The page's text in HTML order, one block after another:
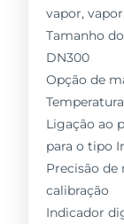
vapor,
Tamanho
DN300
Opção de
Ligação ao
para o tipo
Precisão de
calibração
Indicador